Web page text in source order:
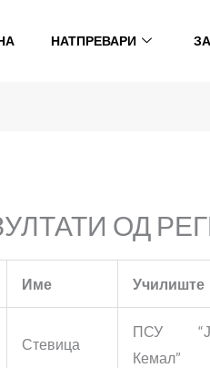
НАТПРЕВАРИ
ОД
Име Училиште
Стевица
ПСУ
Кемал”